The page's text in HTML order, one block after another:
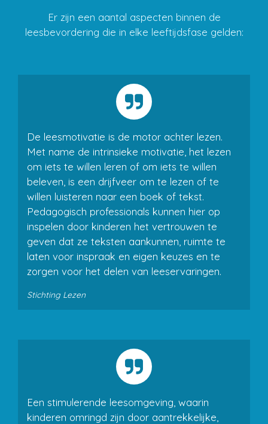
Er zijn een aantal aspecten binnen de
leesbevordering die in elke leeftijdsfase gelden:
De leesmotivatie is de motor achter lezen.
Met name de intrinsieke motivatie, het lezen
om iets te willen leren of om iets te willen
beleven, is een drijfveer om te lezen of te
willen luisteren naar een boek of tekst.
Pedagogisch professionals kunnen hier op
inspelen door kinderen het vertrouwen te
geven dat ze teksten aankunnen, ruimte te
laten voor inspraak en eigen keuzes en te
zorgen voor het delen van leeservaringen.
Stichting Lezen
Een stimulerende leesomgeving, waarin
kinderen omringd zijn door aantrekkelijke,